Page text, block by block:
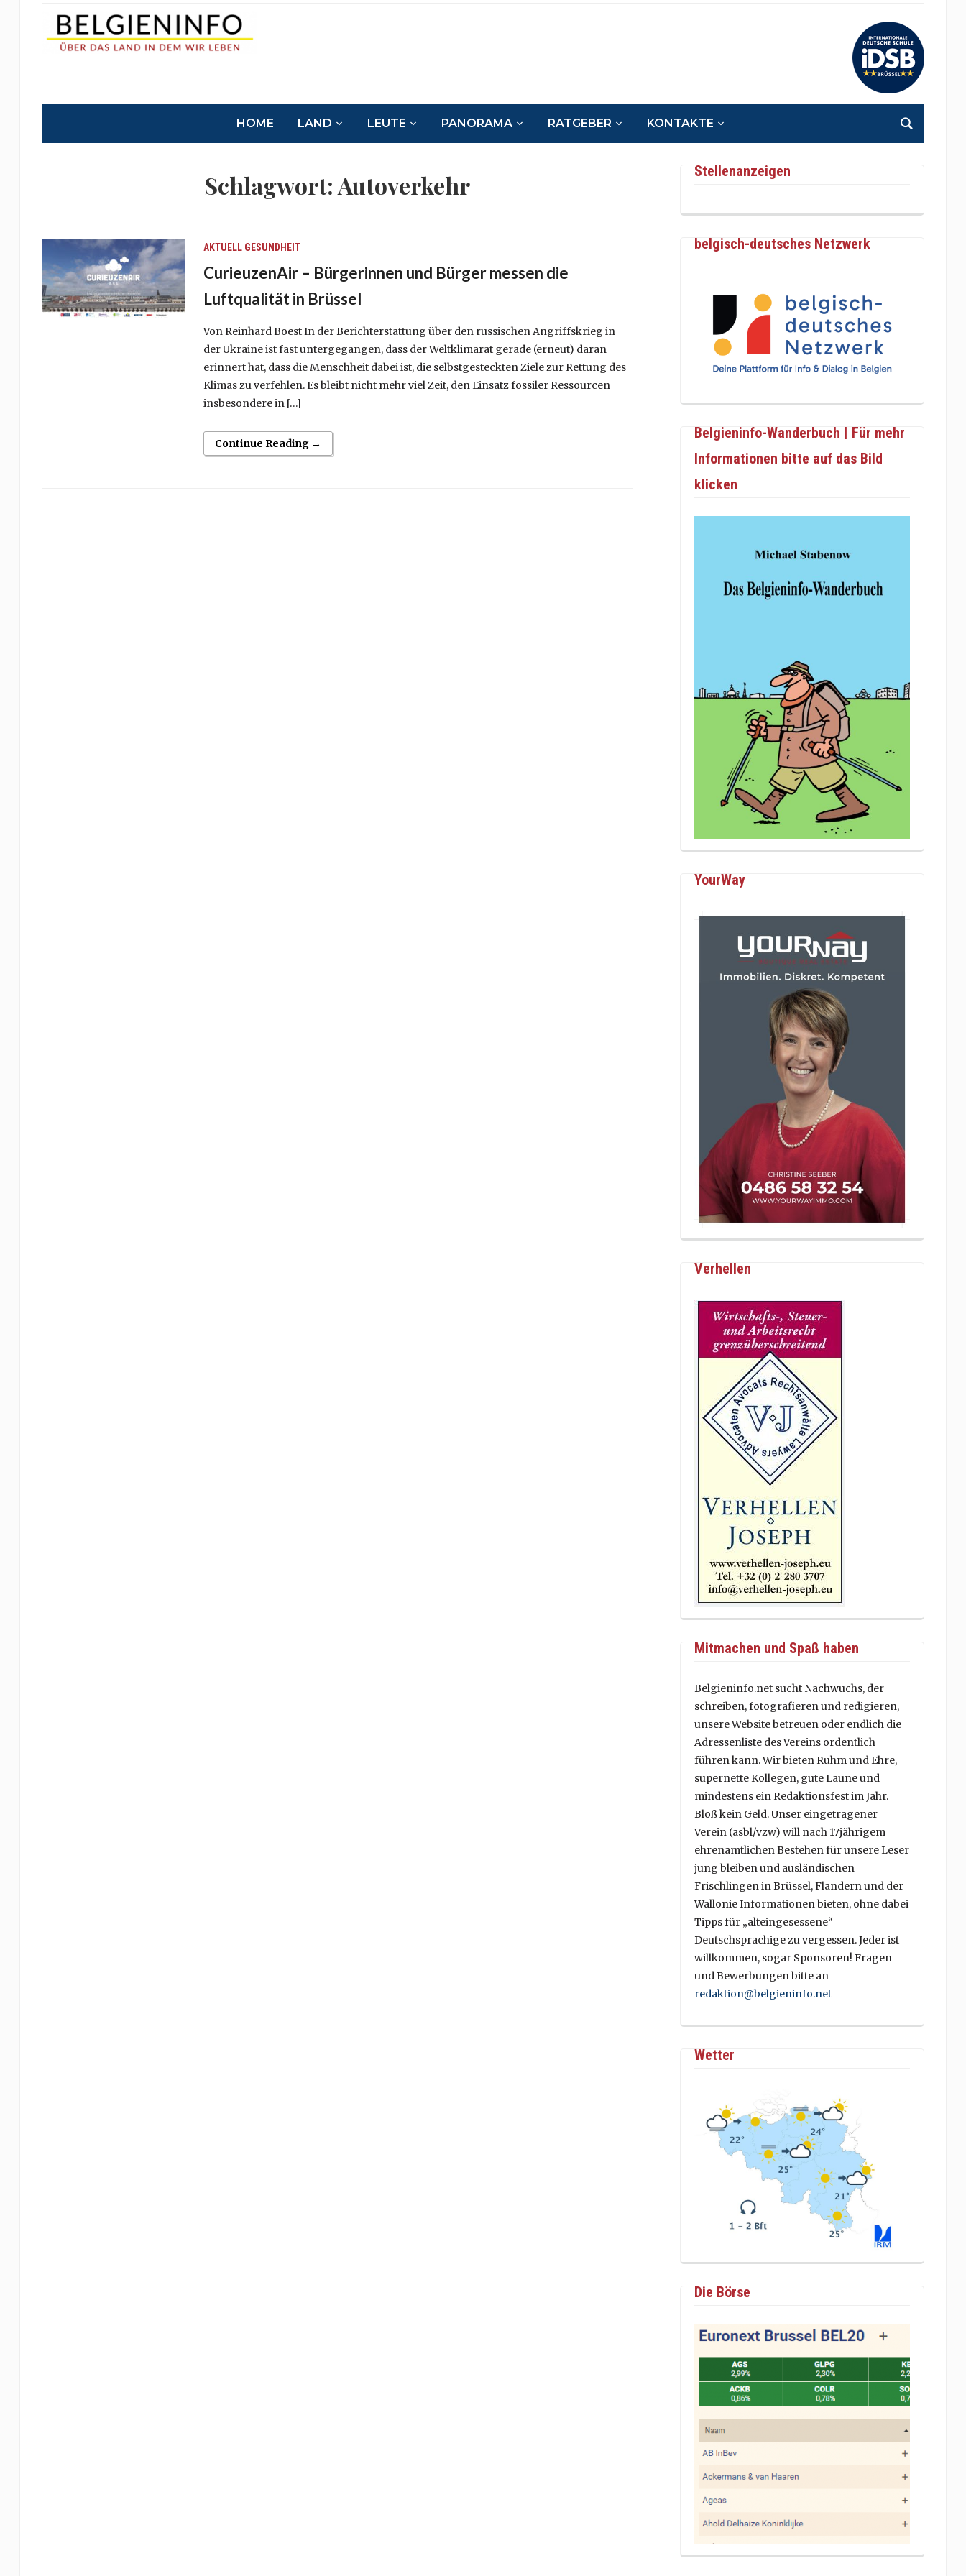
HOME LAND LEUTE PANORAMA RATGEBER KONTAKTE
Schlagwort:Autoverkehr
AKTUELL GESUNDHEIT
CurieuzenAir – Bürgerinnen und Bürger messen die
Luftqualität in Brüssel
Von Reinhard Boest In der Berichterstattung über den russischen Angriffskrieg in
der Ukraine ist fast untergegangen, dass der Weltklimarat gerade (erneut) daran
erinnert hat, dass die Menschheit dabei ist, die selbstgesteckten Ziele zur Rettung des
Klimas zu verfehlen. Es bleibt nicht mehr viel Zeit, den Einsatz fossiler Ressourcen
insbesondere in […]
Continue Reading →
Stellenanzeigen
belgisch-deutsches Netzwerk
Belgieninfo-Wanderbuch | Für mehr
Informationen bitte auf das Bild
klicken
YourWay
Verhellen
Mitmachen und Spaß haben
Belgieninfo.net sucht Nachwuchs, der
schreiben, fotografieren und redigieren,
unsere Website betreuen oder endlich die
Adressenliste des Vereins ordentlich
führen kann. Wir bieten Ruhm und Ehre,
supernette Kollegen, gute Laune und
mindestens ein Redaktionsfest im Jahr.
Bloß kein Geld. Unser eingetragener
Verein (asbl/vzw) will nach 17jährigem
ehrenamtlichen Bestehen für unsere Leser
jung bleiben und ausländischen
Frischlingen in Brüssel, Flandern und der
Wallonie Informationen bieten, ohne dabei
Tipps für „alteingesessene“
Deutschsprachige zu vergessen. Jeder ist
willkommen, sogar Sponsoren! Fragen
und Bewerbungen bitte an
redaktion@belgieninfo.net
Wetter
Die Börse